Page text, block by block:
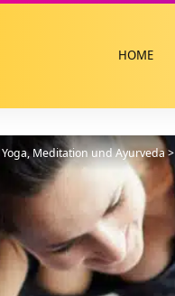
HOME
Yoga, Meditation und Ayurveda>